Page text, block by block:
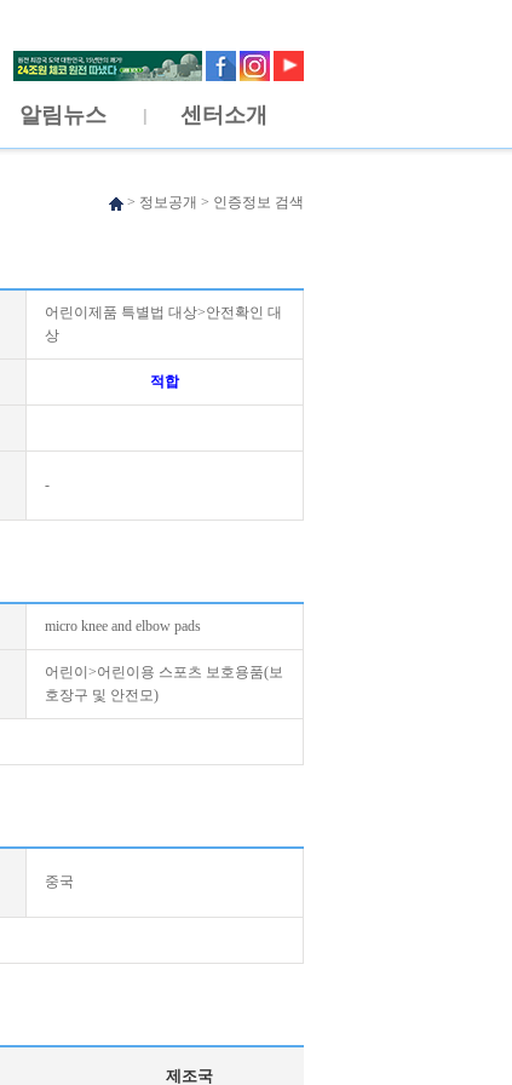
알림뉴스 센터소개
> 정보공개 > 인증정보 검색
어린이제품 특별법 대상>안전확인 대
상
적합
-
micro knee and elbow pads
어린이>어린이용 스포츠 보호용품(보
호장구 및 안전모)
중국
제조국